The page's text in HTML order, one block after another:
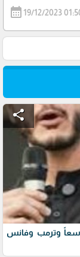
calendar_month 19/12/2023
share
وترمب وفانس